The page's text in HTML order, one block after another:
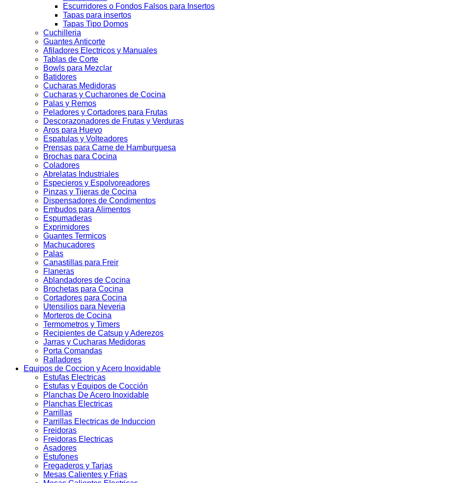
Escurridores o Fondos Falsos para Insertos
Tapas para insertos
Tapas Tipo Domos
Cuchilleria
Guantes Anticorte
Afiladores Electricos y Manuales
Tablas de Corte
Bowls para Mezclar
Batidores
Cucharas Medidoras
Cucharas y Cucharones de Cocina
Palas y Remos
Peladores y Cortadores para Frutas
Descorazonadores de Frutas y Verduras
Aros para Huevo
Espatulas y Volteadores
Prensas para Carne de Hamburguesa
Brochas para Cocina
Coladores
Abrelatas Industriales
Especieros y Espolvoreadores
Pinzas y Tijeras de Cocina
Dispensadores de Condimentos
Embudos para Alimentos
Espumaderas
Exprimidores
Guantes Termicos
Machucadores
Palas
Canastillas para Freir
Flaneras
Ablandadores de Cocina
Brochetas para Cocina
Cortadores para Cocina
Utensilios para Neveria
Morteros de Cocina
Termometros y Timers
Recipientes de Catsup y Aderezos
Jarras y Cucharas Medidoras
Porta Comandas
Ralladores
Equipos de Coccion y Acero Inoxidable
Estufas Electricas
Estufas y Equipos de Cocción
Planchas De Acero Inoxidable
Planchas Electricas
Parrillas
Parrillas Electricas de Induccion
Freidoras
Freidoras Electricas
Asadores
Estufones
Fregaderos y Tarjas
Mesas Calientes y Frias